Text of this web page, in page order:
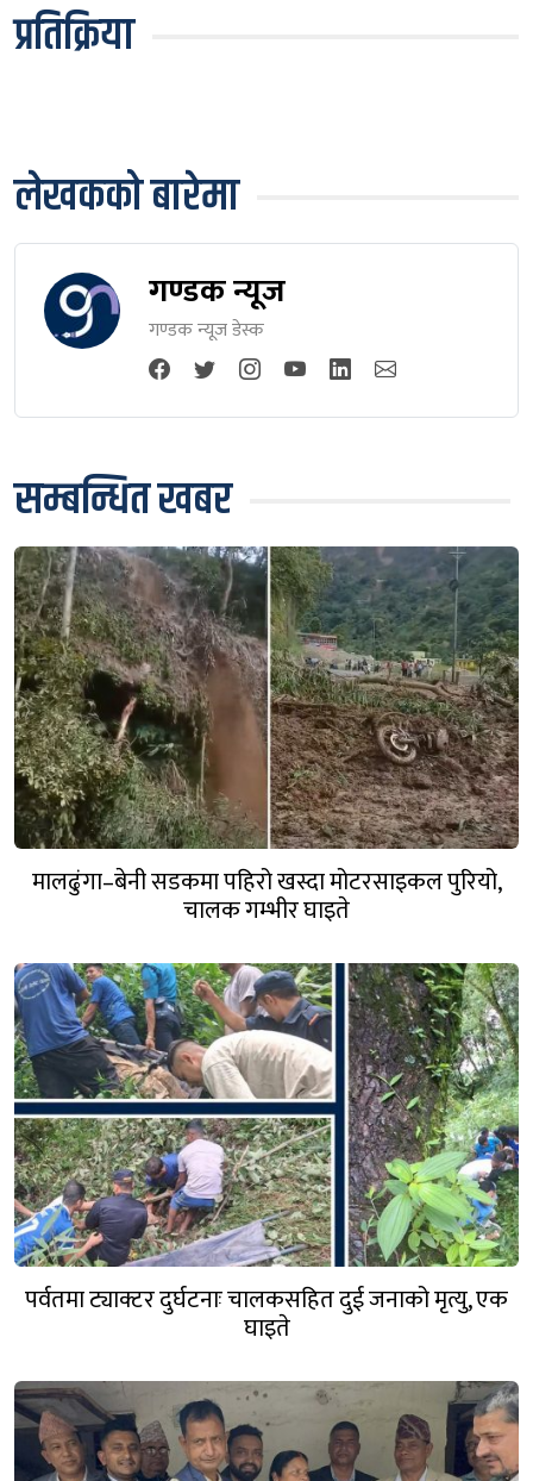
प्रतिक्रिया
लेखकको बारेमा
गण्डक न्यूज
गण्डक न्यूज डेस्क
सम्बन्धित खबर
मालढुंगा–बेनी सडकमा पहिरो खस्दा मोटरसाइकल पुरियो,
चालक गम्भीर घाइते
पर्वतमा ट्याक्टर दुर्घटनाः चालकसहित दुई जनाको मृत्यु, एक
घाइते